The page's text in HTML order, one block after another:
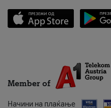
Member of
Начини на плаќање